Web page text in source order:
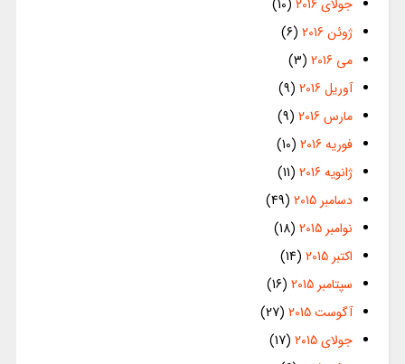
جولای 2016
(10)
ژوئن 2016
(6)
می 2016
(3)
آوریل 2016
(9)
مارس 2016
(9)
فوریه 2016
(10)
ژانویه 2016
(11)
دسامبر 2015
(49)
نوامبر 2015
(18)
اکتبر 2015
(14)
سپتامبر 2015
(16)
آگوست 2015
(27)
جولای 2015
(17)